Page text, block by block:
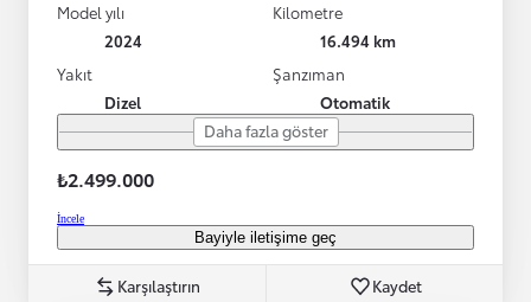
Model yılı
2024
Kilometre
16.494 km
Yakıt
Dizel
Şanzıman
Otomatik
Daha fazla göster
₺2.499.000
İncele
Bayiyle iletişime geç
Karşılaştırın Kaydet